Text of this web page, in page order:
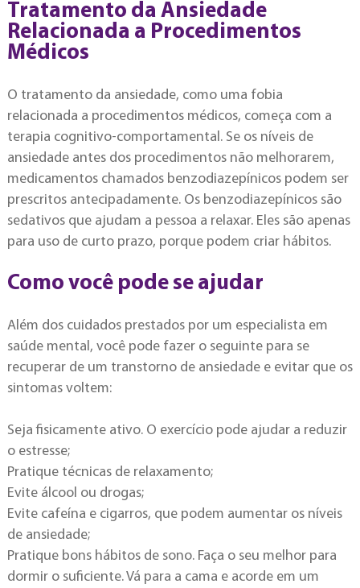
Tratamento da Ansiedade
Relacionada a Procedimentos
Médicos
O tratamento da ansiedade, como uma fobia
relacionada a procedimentos médicos, começa com a
terapia cognitivo-comportamental. Se os níveis de
ansiedade antes dos procedimentos não melhorarem,
medicamentos chamados benzodiazepínicos podem ser
prescritos antecipadamente. Os benzodiazepínicos são
sedativos que ajudam a pessoa a relaxar. Eles são apenas
para uso de curto prazo, porque podem criar hábitos.
Como você pode se ajudar
Além dos cuidados prestados por um especialista em
saúde mental, você pode fazer o seguinte para se
recuperar de um transtorno de ansiedade e evitar que os
sintomas voltem:
Seja fisicamente ativo. O exercício pode ajudar a reduzir
o estresse;
Pratique técnicas de relaxamento;
Evite álcool ou drogas;
Evite cafeína e cigarros, que podem aumentar os níveis
de ansiedade;
Pratique bons hábitos de sono. Faça o seu melhor para
dormir o suficiente. Vá para a cama e acorde em um